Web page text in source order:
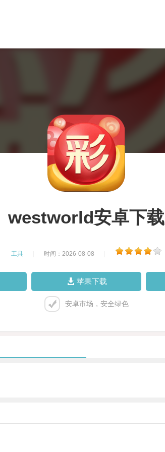
westworld安卓下载
工具 时间：2026-08-08
苹果下载
安卓市场，安全绿色